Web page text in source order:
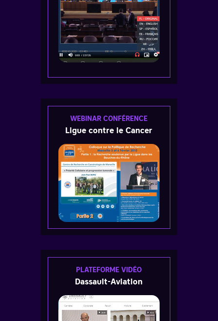
WEBINAR CONFÉRENCE
Ligue contre le Cancer
PLATEFORME VIDÉO
Dassault-Aviation